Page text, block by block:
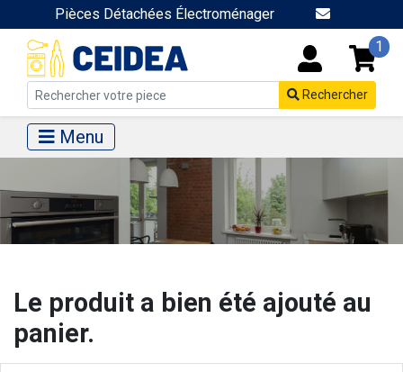
Pièces Détachées Électroménager
Rechercher
1
Menu
Le produit a bien été ajouté au
panier.